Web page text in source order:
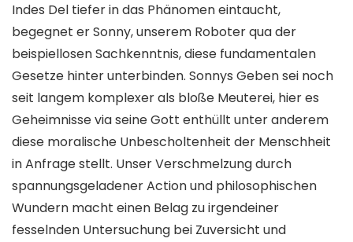
Indes Del tiefer in das Phänomen eintaucht,
begegnet er Sonny, unserem Roboter qua der
beispiellosen Sachkenntnis, diese fundamentalen
Gesetze hinter unterbinden. Sonnys Geben sei noch
seit langem komplexer als bloße Meuterei, hier es
Geheimnisse via seine Gott enthüllt unter anderem
diese moralische Unbescholtenheit der Menschheit
in Anfrage stellt. Unser Verschmelzung durch
spannungsgeladener Action und philosophischen
Wundern macht einen Belag zu irgendeiner
fesselnden Untersuchung bei Zuversicht und